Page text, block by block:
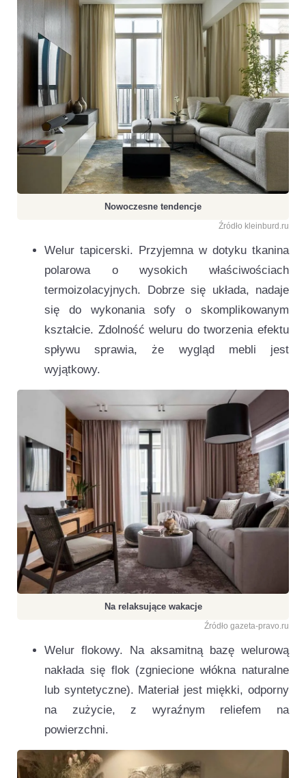
Nowoczesne tendencje
Źródło kleinburd.ru
Welur tapicerski. Przyjemna w dotyku tkanina
polarowa o wysokich właściwościach
termoizolacyjnych. Dobrze się układa, nadaje
się do wykonania sofy o skomplikowanym
kształcie. Zdolność weluru do tworzenia efektu
spływu sprawia, że wygląd mebli jest
wyjątkowy.
Na relaksujące wakacje
Źródło gazeta-pravo.ru
Welur flokowy. Na aksamitną bazę welurową
nakłada się flok (zgniecione włókna naturalne
lub syntetyczne). Materiał jest miękki, odporny
na zużycie, z wyraźnym reliefem na
powierzchni.